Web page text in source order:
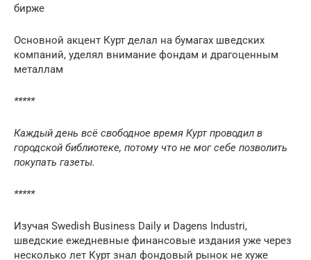
бирже
Основной акцент Курт делал на бумагах шведских
компаний, уделял внимание фондам и драгоценным
металлам
*****
Каждый день всё свободное время Курт проводил в
городской библиотеке, потому что не мог себе позволить
покупать газеты.
*****
Изучая Swedish Business Daily и Dagens Industri,
шведские ежедневные финансовые издания уже через
несколько лет Курт знал фондовый рынок не хуже